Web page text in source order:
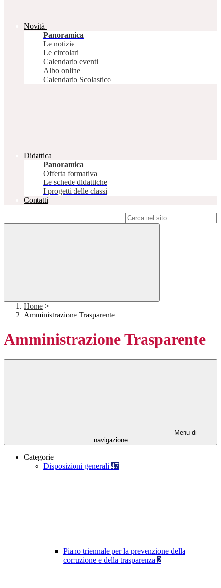
Novità
Panoramica
Le notizie
Le circolari
Calendario eventi
Albo online
Calendario Scolastico
Didattica
Panoramica
Offerta formativa
Le schede didattiche
I progetti delle classi
Contatti
Home >
Amministrazione Trasparente
Amministrazione Trasparente
Menu di
navigazione
Categorie
Disposizioni generali 47
Piano triennale per la prevenzione della
corruzione e della trasparenza 2